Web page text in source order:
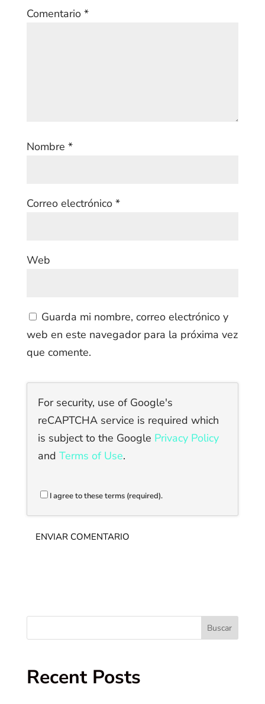
Comentario *
Nombre *
Correo electrónico *
Web
Guarda mi nombre, correo electrónico y
web en este navegador para la próxima vez
que comente.
For security, use of Google's
reCAPTCHA service is required which
is subject to the Google Privacy Policy
and Terms of Use.
I agree to these terms (required).
Buscar
Recent Posts